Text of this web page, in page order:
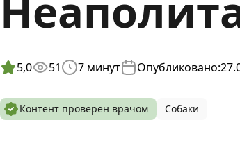
5,0 51 7 минут Опубликовано:
Контент проверен врачом Собаки